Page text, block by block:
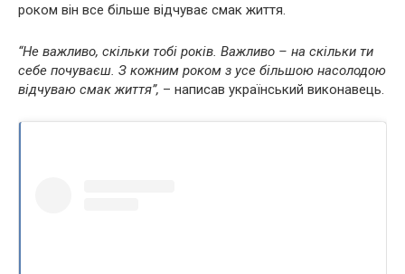
роком він все більше відчуває смак життя.
“Не важливо, скільки тобі років. Важливо – на скільки ти
себе почуваєш. З кожним роком з усе більшою насолодою
відчуваю смак життя”, – написав український виконавець.